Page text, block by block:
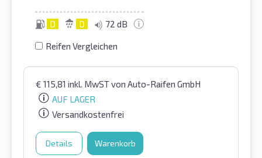
D D 72 dB
Reifen Vergleichen
€ 115,81 inkl. MwSTvon Auto-Raifen GmbH
AUF LAGER
Versandkostenfrei
Details Warenkorb